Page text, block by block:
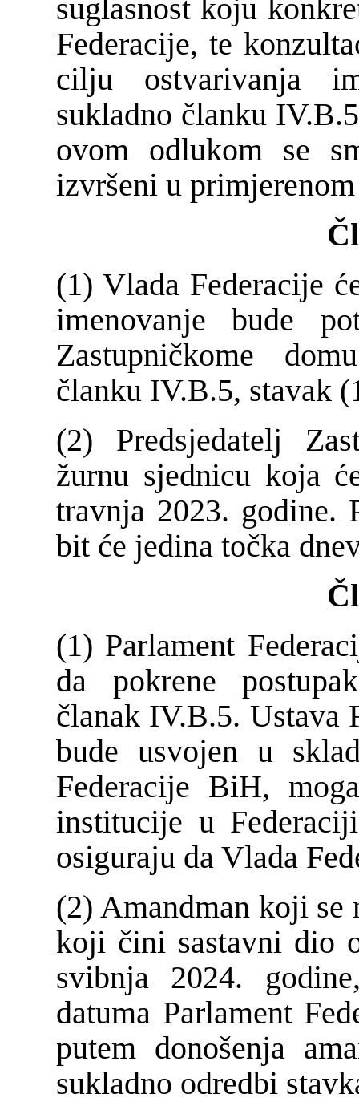
suglasnost koju
Federacije, te
cilju ostvarivanja
sukladno članku
ovom odlukom se
izvršeni u
(1) Vlada Federacije
imenovanje bude
Zastupničkome
članku IV.B.5, stavak
(2) Predsjedatelj
žurnu sjednicu koja
travnja 2023. godine.
bit će jedina točka
(1) Parlament
da pokrene
članak IV.B.5.
bude usvojen u
Federacije BiH,
institucije u
osiguraju da Vlada
(2) Amandman koji
koji čini sastavni dio
svibnja 2024.
datuma Parlament
putem donošenja
sukladno odredbi